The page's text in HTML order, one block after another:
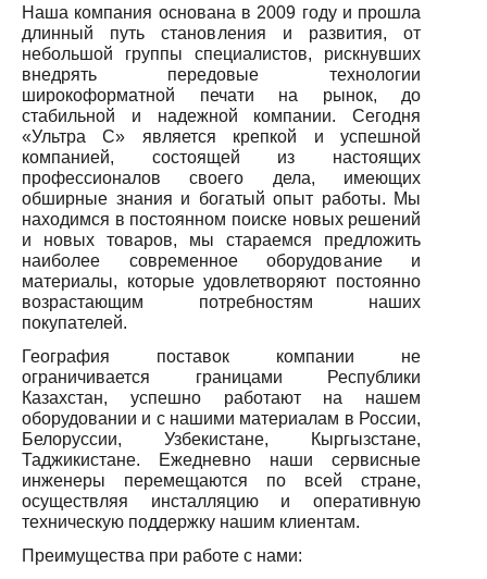
Наша компания основана в 2009 году и прошла
длинный путь становления и развития, от
небольшой группы специалистов, рискнувших
внедрять передовые технологии
широкоформатной печати на рынок, до
стабильной и надежной компании. Сегодня
«Ультра С» является крепкой и успешной
компанией, состоящей из настоящих
профессионалов своего дела, имеющих
обширные знания и богатый опыт работы. Мы
находимся в постоянном поиске новых решений
и новых товаров, мы стараемся предложить
наиболее современное оборудование и
материалы, которые удовлетворяют постоянно
возрастающим потребностям наших
покупателей.
География поставок компании не
ограничивается границами Республики
Казахстан, успешно работают на нашем
оборудовании и с нашими материалам в России,
Белоруссии, Узбекистане, Кыргызстане,
Таджикистане. Ежедневно наши сервисные
инженеры перемещаются по всей стране,
осуществляя инсталляцию и оперативную
техническую поддержку нашим клиентам.
Преимущества при работе с нами: